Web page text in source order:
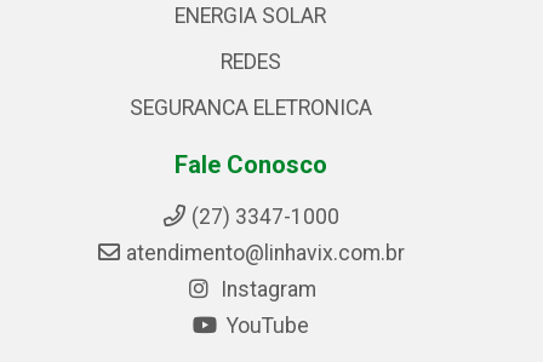
ENERGIA SOLAR
REDES
SEGURANCA ELETRONICA
Fale Conosco
(27) 3347-1000
atendimento@linhavix.com.br
Instagram
YouTube